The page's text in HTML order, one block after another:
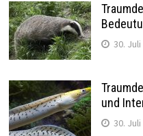
30. Juli
und
30. Juli